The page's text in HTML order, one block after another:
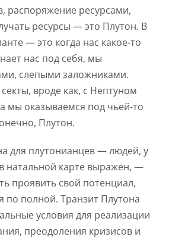
распоряжение ресурсами,
ресурсы — это Плутон. В
— это когда нас какое-то
нас под себя, мы
слепыми заложниками.
вроде как, с Нептуном
мы оказываемся под чьей-то
Плутон.
для плутонианцев — людей, у
натальной карте выражен, —
проявить свой потенциал,
по полной. Транзит Плутона
условия для реализации
преодоления кризисов и